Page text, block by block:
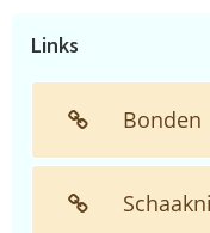
Links
Bonden